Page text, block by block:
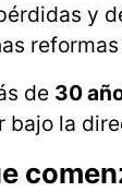
y
de 30
bajo la